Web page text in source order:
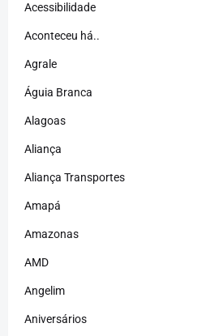
Acessibilidade
Aconteceu há..
Agrale
Águia Branca
Alagoas
Aliança
Aliança Transportes
Amapá
Amazonas
AMD
Angelim
Aniversários